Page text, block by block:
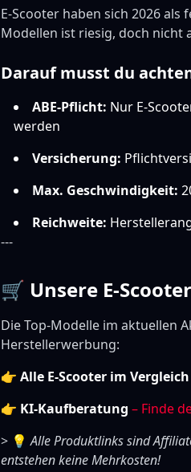
E-Scooter haben sich 2026
Modellen ist riesig, doch nicht
Darauf musst du
ABE-Pflicht: Nur E-
werden
Versicherung:
Max. Geschwindigkeit:
Reichweite:
---
🛒 Unsere E-
Die Top-Modelle im aktuellen
Herstellerwerbung:
👉 Alle E-Scooter im Vergleich
👉 KI-Kaufberatung – Finde
> 💡Alle Produktlinks sind
entstehen keine Mehrkosten!